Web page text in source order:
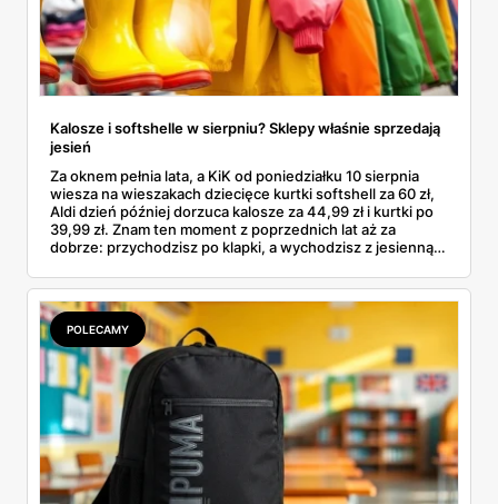
Kalosze i softshelle w sierpniu? Sklepy właśnie sprzedają
jesień
Za oknem pełnia lata, a KiK od poniedziałku 10 sierpnia
wiesza na wieszakach dziecięce kurtki softshell za 60 zł,
Aldi dzień później dorzuca kalosze za 44,99 zł i kurtki po
39,99 zł. Znam ten moment z poprzednich lat aż za
dobrze: przychodzisz po klapki, a wychodzisz z jesienną
pojawi się w gazetkach w przyszłym tygodniu i czy jest
sens kupować jesień, zanim skończą się wakacje.
POLECAMY